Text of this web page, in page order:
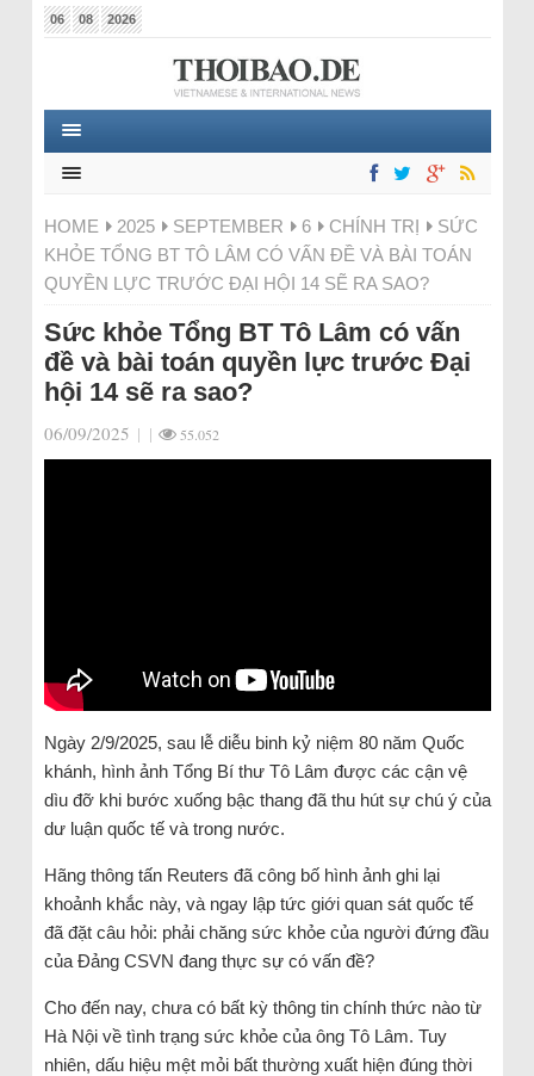
06 08 2026
HOME 2025 SEPTEMBER 6 CHÍNH TRỊ
SỨC
KHỎE TỔNG BT TÔ LÂM CÓ VẤN ĐỀ VÀ BÀI TOÁN
QUYỀN LỰC TRƯỚC ĐẠI HỘI 14 SẼ RA SAO?
Sức khỏe Tổng BT Tô Lâm có vấn
đề và bài toán quyền lực trước Đại
hội 14 sẽ ra sao?
06/09/2025 | | 55.052
Ngày 2/9/2025, sau lễ diễu binh kỷ niệm 80 năm Quốc
khánh, hình ảnh Tổng Bí thư Tô Lâm được các cận vệ
dìu đỡ khi bước xuống bậc thang đã thu hút sự chú ý của
dư luận quốc tế và trong nước.
Hãng thông tấn Reuters đã công bố hình ảnh ghi lại
khoảnh khắc này, và ngay lập tức giới quan sát quốc tế
đã đặt câu hỏi: phải chăng sức khỏe của người đứng đầu
của Đảng CSVN đang thực sự có vấn đề?
Cho đến nay, chưa có bất kỳ thông tin chính thức nào từ
Hà Nội về tình trạng sức khỏe của ông Tô Lâm. Tuy
nhiên, dấu hiệu mệt mỏi bất thường xuất hiện đúng thời